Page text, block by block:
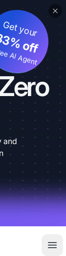
Get your
off
AI Agent
and